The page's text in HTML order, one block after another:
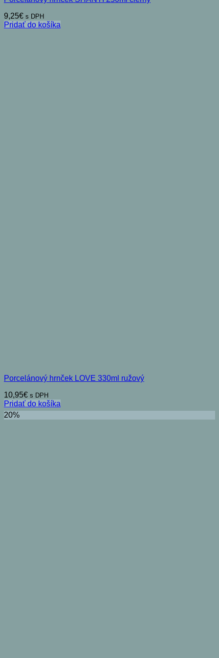
9,25€ s DPH
Pridať do košíka
Porcelánový hrnček LOVE 330ml ružový
10,95€ s DPH
Pridať do košíka
20%